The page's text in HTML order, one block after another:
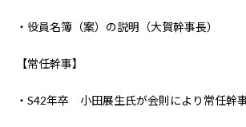
・役員名簿（案）の説明（大賀幹事長）
【常任幹事】
・S42年卒 小田展生氏が会則により常任幹